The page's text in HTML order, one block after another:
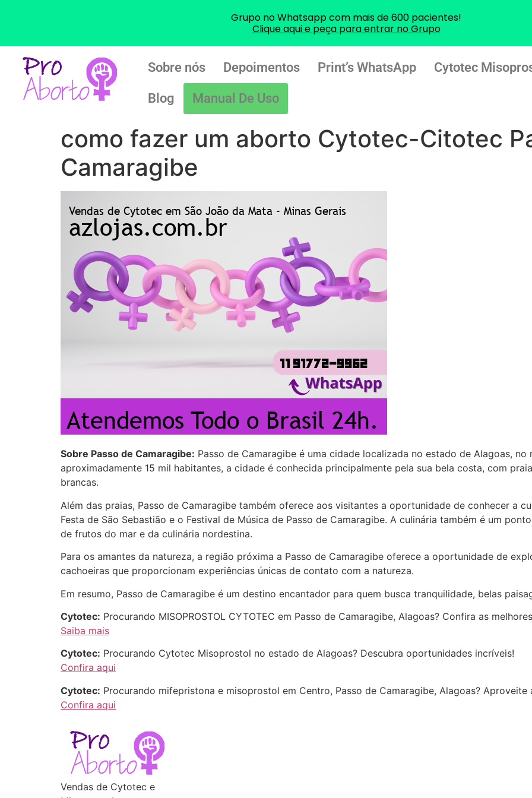
Sobre nós Depoimentos Print’s WhatsApp Cytotec
Blog Manual De Uso
como fazer um aborto Cytotec-Citotec
Camaragibe
Sobre Passo de Camaragibe: Passo de Camaragibe é uma cidade localizada no estado de Alagoas,
aproximadamente 15 mil habitantes, a cidade é conhecida principalmente pela sua bela costa, com
brancas.
Além das praias, Passo de Camaragibe também oferece aos visitantes a oportunidade de conhecer a
Festa de São Sebastião e o Festival de Música de Passo de Camaragibe. A culinária também é um
de frutos do mar e da culinária nordestina.
Para os amantes da natureza, a região próxima a Passo de Camaragibe oferece a oportunidade de
cachoeiras que proporcionam experiências únicas de contato com a natureza.
Em resumo, Passo de Camaragibe é um destino encantador para quem busca tranquilidade, belas
Cytotec: Procurando MISOPROSTOL CYTOTEC em Passo de Camaragibe, Alagoas? Confira as
Saiba mais
Cytotec: Procurando Cytotec Misoprostol no estado de Alagoas? Descubra oportunidades incríveis!
Confira aqui
Cytotec: Procurando mifepristona e misoprostol em Centro, Passo de Camaragibe, Alagoas?
Confira aqui
Vendas de Cytotec e
Grupo no Whatsapp com mais de 600 pacientes!
Clique aqui e peça para entrar no Grupo